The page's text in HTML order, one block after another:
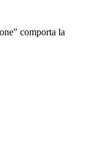
comporta la